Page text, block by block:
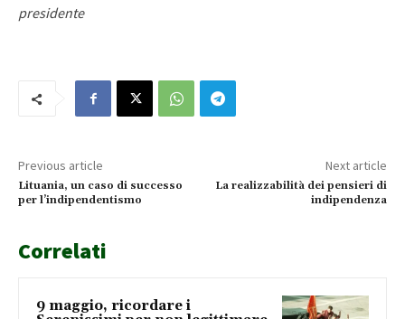
presidente
Previous article
Lituania, un caso di successo
per l’indipendentismo
Next article
La realizzabilità dei pensieri di
indipendenza
Correlati
9 maggio, ricordare i